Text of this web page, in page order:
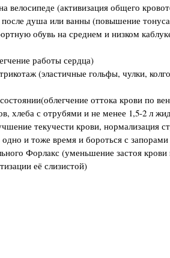
велосипеде (активизация общего
душа или ванны (повышение
обувь на среднем и низком
работы сердца)
(эластичные гольфы, чулки,
оттока крови по
хлеба с отрубями и не менее 1,5-2 л
текучести крови, нормализация
и тоже время и бороться с
Форлакс (уменьшение застоя крови
её слизистой)